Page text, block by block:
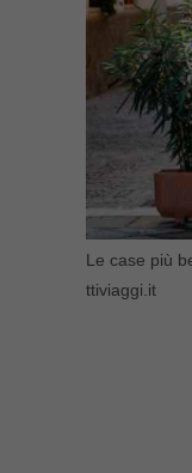
Le case più
ttiviaggi.it